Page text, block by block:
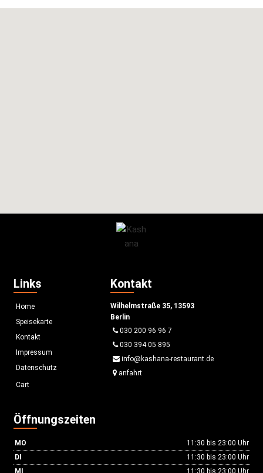
Links
Home
Speisekarte
Kontakt
Impressum
Datenschutz
Cart
Kontakt
Wilhelmstraße 35, 13593
Berlin
030 200 96 96 7
030 394 05 895
info@kashana-restaurant.de
anfahrt
Öffnungszeiten
MO
11:30 bis 23:00 Uhr
DI
11:30 bis 23:00 Uhr
MI
11:30 bis 23:00 Uhr